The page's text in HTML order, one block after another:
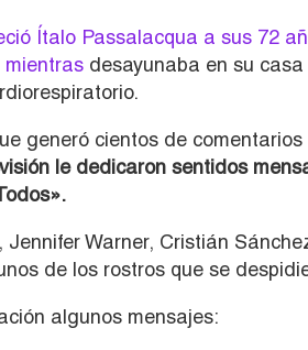
Ítalo Passalacqua a sus 72
mientras desayunaba en su
generó cientos de
le dedicaron sentidos
Warner, Cristián
de los rostros que se
algunos mensajes: